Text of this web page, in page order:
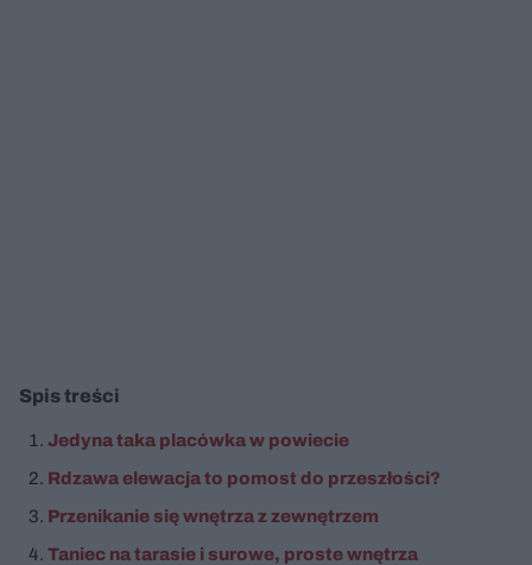
Spis treści
Jedyna taka placówka w powiecie
Rdzawa elewacja to pomost do przeszłości?
Przenikanie się wnętrza z zewnętrzem
Taniec na tarasie i surowe, proste wnętrza